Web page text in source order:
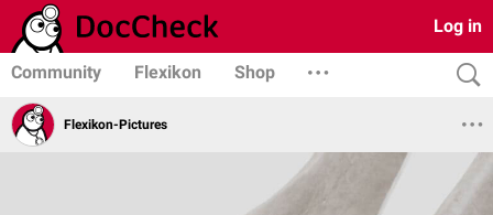
Log in
Community Flexikon Shop
Flexikon-Pictures